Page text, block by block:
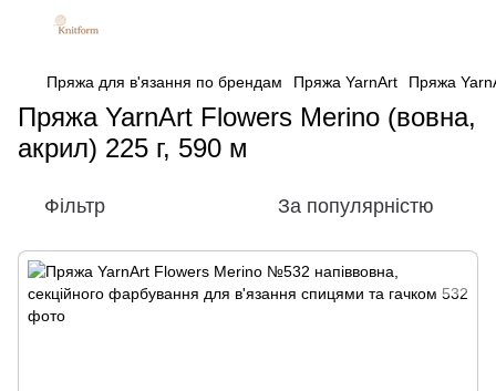
Пряжа для в'язання по брендам Пряжа YarnArt Пряжа
Пряжа YarnArt Flowers Merino (вовна,
акрил) 225 г, 590 м
Фільтр За популярністю